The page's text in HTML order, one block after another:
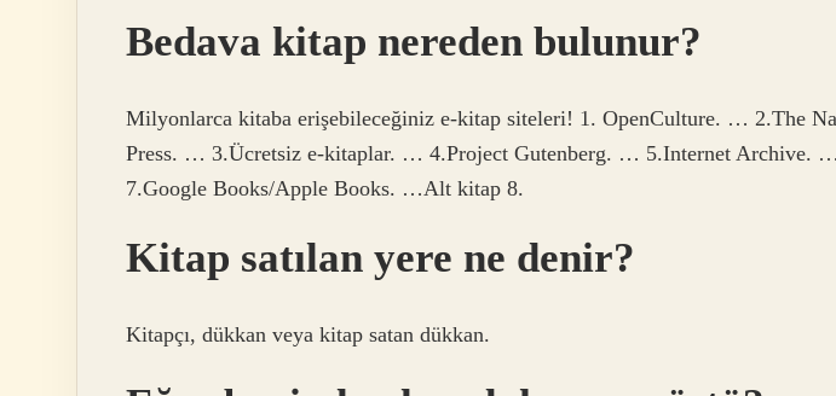
Bedava kitap nereden bulunur?
Milyonlarca kitaba erişebileceğiniz e-kitap siteleri! 1. OpenCulture. … 2.The
Press. … 3.Ücretsiz e-kitaplar. … 4.Project Gutenberg. … 5.Internet Archive.
7.Google Books/Apple Books. …Alt kitap 8.
Kitap satılan yere ne denir?
Kitapçı, dükkan veya kitap satan dükkan.